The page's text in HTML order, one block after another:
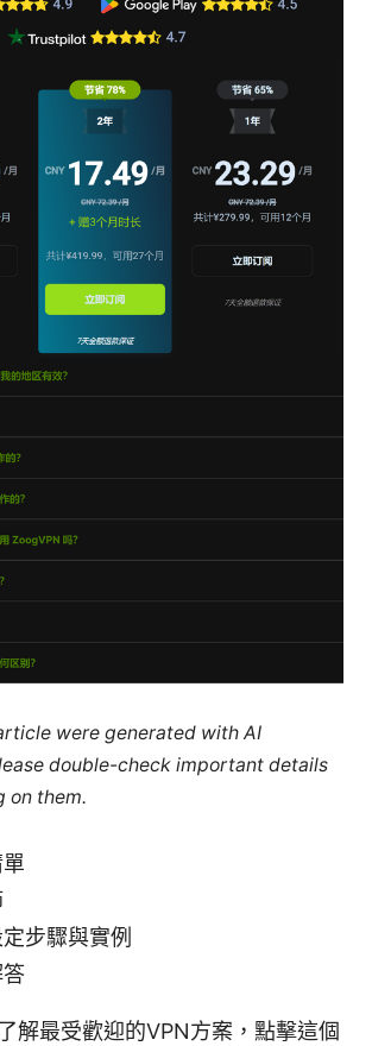
were generated with AI
double-check important details
on them.
步驟與實例
解最受歡迎的VPN方案，點擊這個